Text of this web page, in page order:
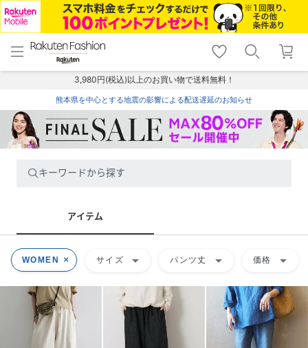
menu home
トップ
shopping_cart lock_outline
ログイン
3,980円(税込)以上のお買い物で送料無料！
熊本県を中心とする地震の影響による配送遅延のお知らせ
キーワードから探す
アイテム
WOMEN サイズ arrow_drop_down パンツ丈 arrow_drop_down 価格 arrow_drop_down